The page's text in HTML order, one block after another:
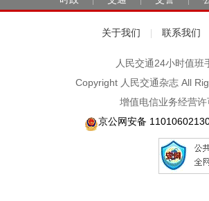
关于我们 联系我们
人民交通24小时值
Copyright 人民交通杂志 All
增值电信业务经营
京公网安备